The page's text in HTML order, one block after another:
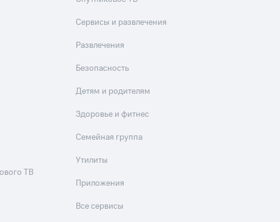
ТВ
Сервисы и развлечения
Развлечения
Безопасность
Детям и родителям
Здоровье и фитнес
Семейная группа
Утилиты
Приложения
Все сервисы